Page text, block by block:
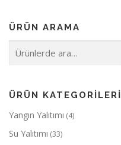
ÜRÜN ARAMA
ÜRÜN KATEGORILERI
Yangın Yalıtımı (4)
Su Yalıtımı (33)